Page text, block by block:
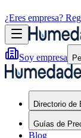
¿Eres empresa?
Soy empresa
Directorio de
Guías de
Blog